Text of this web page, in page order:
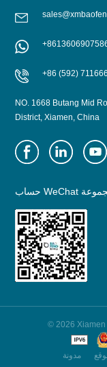
+86 (592)
NO. 1668 Butang Mid
District, Xiamen, China
مدونة